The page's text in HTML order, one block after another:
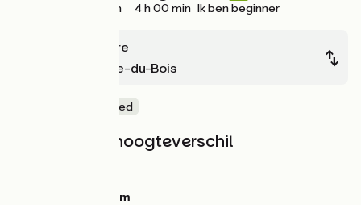
42 km 4 h 00 min Ik ben beginner
La Rabatelière
Saint-Étienne-du-Bois
Natuur en erfgoed
Hellingen en hoogteverschil
30m